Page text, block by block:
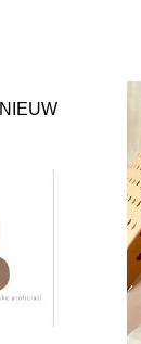
NIEUW